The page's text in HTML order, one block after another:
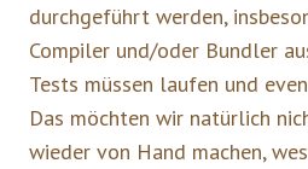
durchgeführt werden,
Compiler und/oder Bundler
Tests müssen laufen und
Das möchten wir natürlich
wieder von Hand machen,